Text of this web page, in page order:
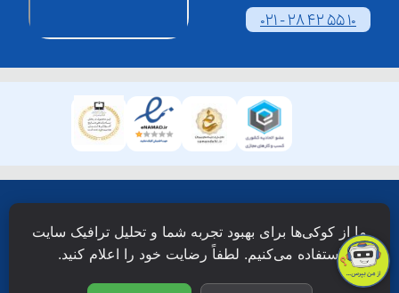
021 - 28 42 55 10
دانش نویان محفوظ است.
ما از کوکی‌ها برای بهبود تجربه شما و تحلیل ترافیک سایت
استفاده می‌کنیم. لطفاً رضایت خود را اعلام کنید.